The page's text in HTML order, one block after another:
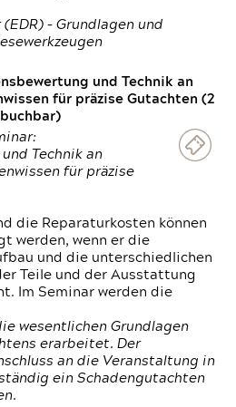
– Grundlagen und
und Technik an
für präzise Gutachten (2
Technik an
für präzise
die Reparaturkosten können
werden, wenn er die
und die unterschiedlichen
Teile und der Ausstattung
Im Seminar werden die
wesentlichen Grundlagen
erarbeitet. Der
an die Veranstaltung in
ein Schadengutachten